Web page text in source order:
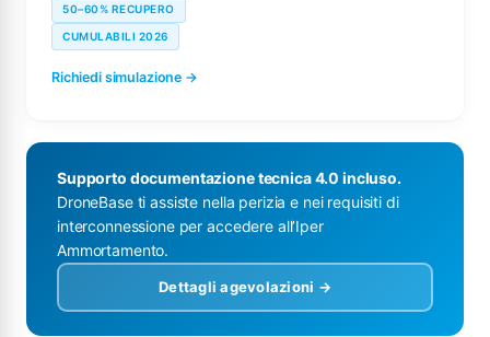
50–60% RECUPERO
CUMULABILI 2026
Richiedi simulazione →
Supporto documentazione tecnica 4.0 incluso.
DroneBase ti assiste nella perizia e nei requisiti di
interconnessione per accedere all’Iper
Ammortamento.
Dettagli agevolazioni →